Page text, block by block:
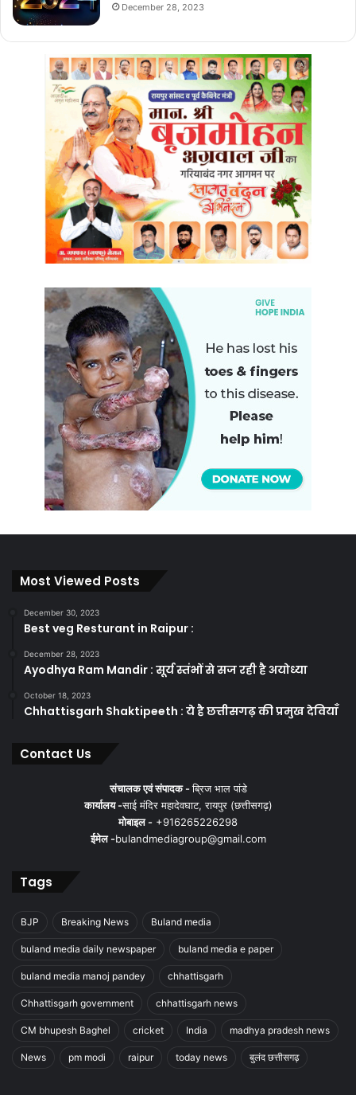
December 28, 2023
Most Viewed Posts
December 30, 2023
Best veg Resturant in Raipur :
December 28, 2023
Ayodhya Ram Mandir : सूर्य स्तंभों से सज रही है अयोध्या
October 18, 2023
Chhattisgarh Shaktipeeth : ये है छत्तीसगढ़ की प्रमुख देवियाँ
Contact Us
संचालक एवं संपादक -ब्रिज भाल पांडे
कार्यालय -साई मंदिर महादेवघाट, रायपुर (छत्तीसगढ़)
मोबाइल - +916265226298
ईमेल -bulandmediagroup@gmail.com
Tags
BJP Breaking News Buland media
buland media daily newspaper buland media e paper
buland media manoj pandey chhattisgarh
Chhattisgarh government chhattisgarh news
CM bhupesh Baghel cricket India madhya pradesh news
News pm modi raipur today news बुलंद छत्तीसगढ़